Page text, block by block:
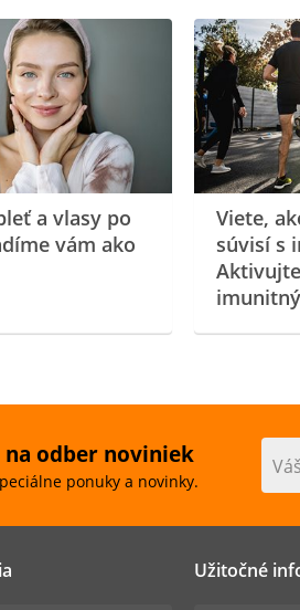
a vlasy po
vám ako
Viete,
súvisí s
na odber noviniek
ponuky a novinky.
Užitočné